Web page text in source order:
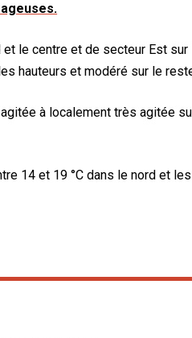
le centre et de secteur Est sur
hauteurs et modéré sur le
à localement très agitée
14 et 19 °C dans le nord et